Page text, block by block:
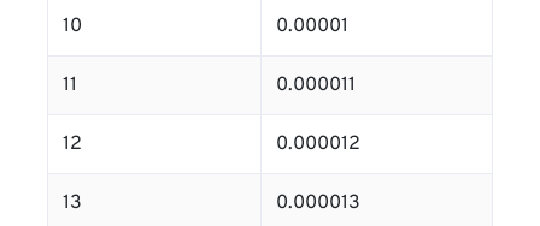
10 0.00001
11 0.000011
12 0.000012
13 0.000013